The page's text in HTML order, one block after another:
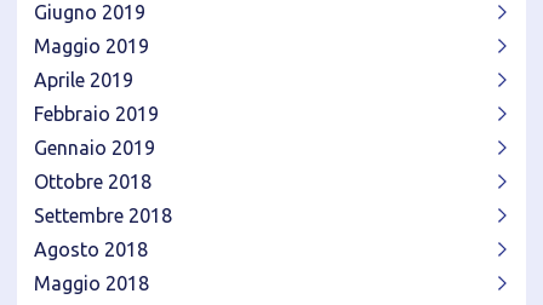
Giugno 2019
Maggio 2019
Aprile 2019
Febbraio 2019
Gennaio 2019
Ottobre 2018
Settembre 2018
Agosto 2018
Maggio 2018